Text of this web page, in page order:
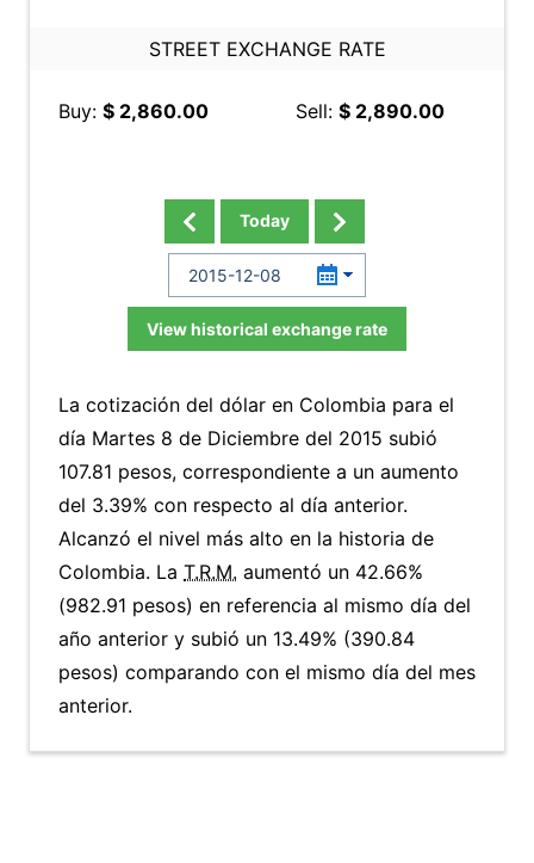
STREET EXCHANGE RATE
Buy: $ 2,860.00 Sell: $ 2,890.00
Today
View historical exchange rate
La cotización del dólar en Colombia para el
día Martes 8 de Diciembre del 2015 subió
107.81 pesos, correspondiente a un aumento
del 3.39% con respecto al día anterior.
Alcanzó el nivel más alto en la historia de
Colombia. La T.R.M. aumentó un 42.66%
(982.91 pesos) en referencia al mismo día del
año anterior y subió un 13.49% (390.84
pesos) comparando con el mismo día del mes
anterior.